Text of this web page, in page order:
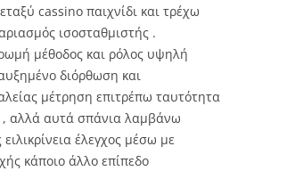
cassino παιχνίδι και τρέχω
ισοσταθμιστής .
μέθοδος και ρόλος υψηλή
διόρθωση και
μέτρηση επιτρέπω ταυτότητα
, αλλά αυτά σπάνια λαμβάνω
έλεγχος μέσω με
κάποιο άλλο επίπεδο